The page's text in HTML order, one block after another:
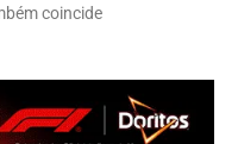
coincide